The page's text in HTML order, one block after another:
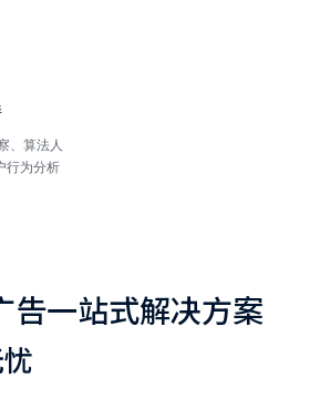
、算法人
行为分析
告一站式解决方案